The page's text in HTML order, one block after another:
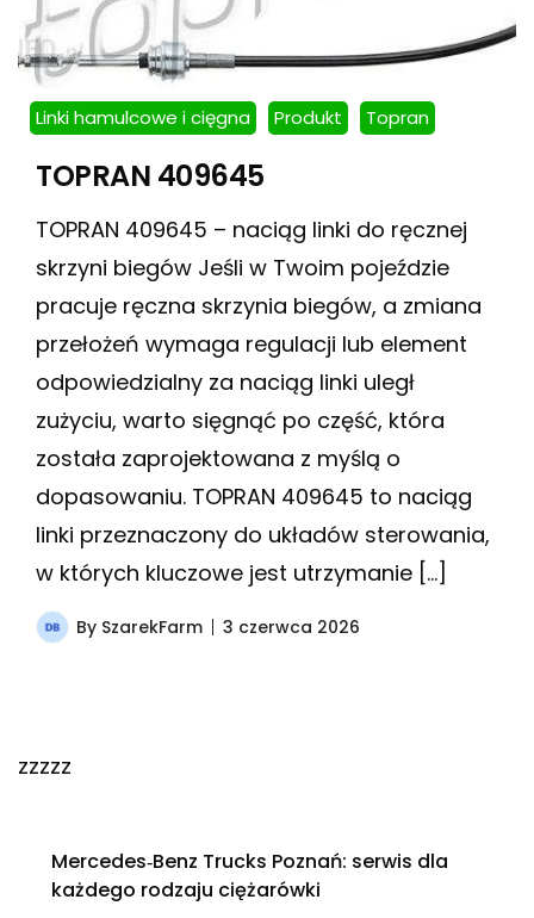
Linki hamulcowe i cięgna Produkt Topran
TOPRAN 409645
TOPRAN 409645 – naciąg linki do ręcznej
skrzyni biegów Jeśli w Twoim pojeździe
pracuje ręczna skrzynia biegów, a zmiana
przełożeń wymaga regulacji lub element
odpowiedzialny za naciąg linki uległ
zużyciu, warto sięgnąć po część, która
została zaprojektowana z myślą o
dopasowaniu. TOPRAN 409645 to naciąg
linki przeznaczony do układów sterowania,
w których kluczowe jest utrzymanie […]
By SzarekFarm 3 czerwca 2026
zzzzz
Mercedes‑Benz Trucks Poznań: serwis dla
każdego rodzaju ciężarówki